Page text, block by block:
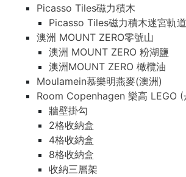
Picasso Tiles磁力積木
Picasso Tiles磁力積木迷宮軌道
澳洲 MOUNT ZERO零號山
澳洲 MOUNT ZERO 粉湖鹽
澳洲MOUNT ZERO 橄欖油
Moulamein慕樂明燕麥(澳洲)
Room Copenhagen 樂高 LEGO
牆壁掛勾
2格收納盒
4格收納盒
8格收納盒
收納三層架